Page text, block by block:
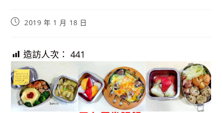
Post2019 年 1 月 18 日
造訪人次： 441